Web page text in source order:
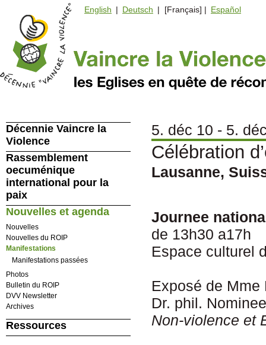
English | Deutsch | [Français] | Español
5. déc 10 - 5.
Célébration
Lausanne,
Journee
de 13h30 a17h
Espace culturel
Exposé de Mme
Dr. phil.
Non-violence et
Décennie Vaincre la
Violence
Rassemblement
oecuménique
international pour la
paix
Nouvelles et agenda
Nouvelles
Nouvelles du ROIP
Manifestations
Manifestations passées
Photos
Bulletin du ROIP
DVV Newsletter
Archives
Ressources